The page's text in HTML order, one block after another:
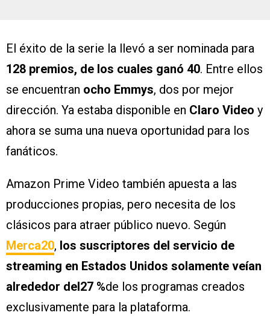
El éxito de la serie la llevó a ser nominada para
128 premios, de los cuales ganó 40. Entre ellos
se encuentran ocho Emmys, dos por mejor
dirección. Ya estaba disponible en Claro Video y
ahora se suma una nueva oportunidad para los
fanáticos.
Amazon Prime Video también apuesta a las
producciones propias, pero necesita de los
clásicos para atraer público nuevo. Según
Merca20, los suscriptores del servicio de
streaming en Estados Unidos solamente veían
alrededor del27 %de los programas creados
exclusivamente para la plataforma.